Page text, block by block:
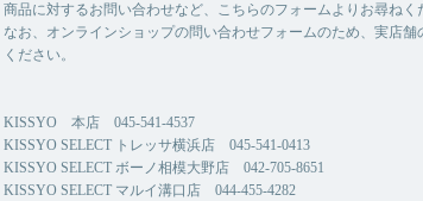
商品に対するお問い合わせなど、こちらのフォームよりお尋ねく
なお、オンラインショップの問い合わせフォームのため、実店
ください。
KISSYO 本店 045-541-4537
KISSYO SELECT トレッサ横浜店 045-541-0413
KISSYO SELECT ボーノ相模大野店 042-705-8651
KISSYO SELECT マルイ溝口店 044-455-4282